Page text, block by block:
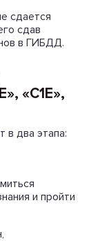
сдается
сдав
в ГИБДД.
«С1Е»,
в два этапа:
и пройти